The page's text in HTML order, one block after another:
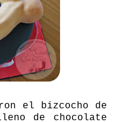
el bizcocho de
de chocolate